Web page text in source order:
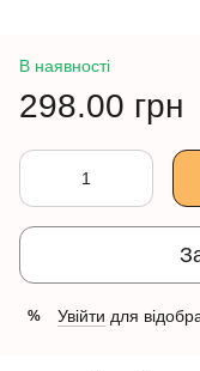
В наявності
298.00 грн
% Увійти для